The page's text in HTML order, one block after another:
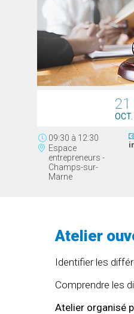
21
OCT.
09:30 à 12:30
Espace
entrepreneurs -
Champs-sur-
Marne
Atelier
Identifier les
Comprendre les
Atelier organisé